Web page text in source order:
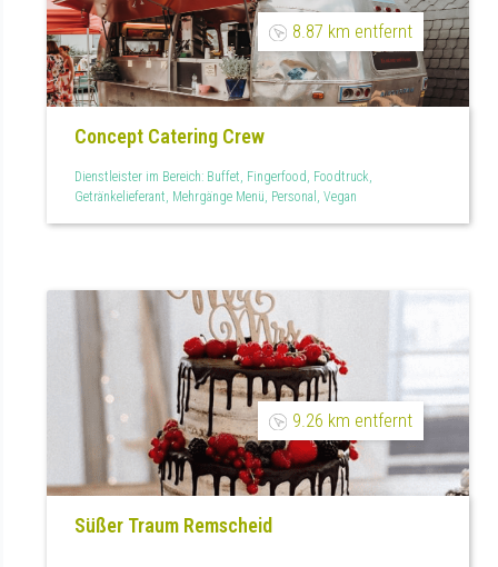
8.87 km entfernt
Concept Catering Crew
Dienstleister im Bereich: Buffet, Fingerfood, Foodtruck,
Getränkelieferant, Mehrgänge Menü, Personal, Vegan
9.26 km entfernt
Süßer Traum Remscheid